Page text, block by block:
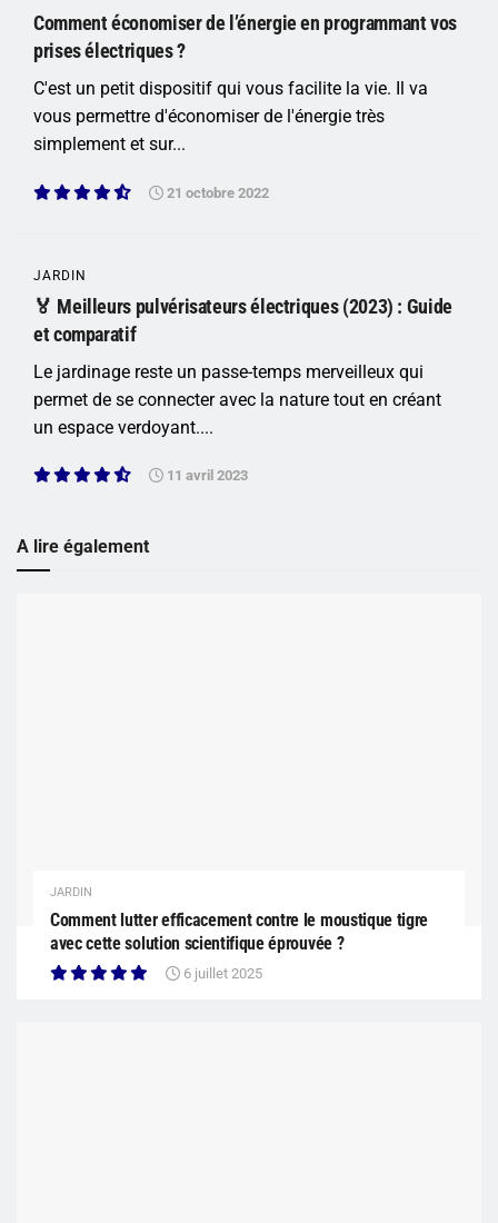
Comment économiser de l’énergie en programmant vos
prises électriques ?
C'est un petit dispositif qui vous facilite la vie. Il va
vous permettre d'économiser de l'énergie très
simplement et sur...
21 octobre 2022
JARDIN
🏅 Meilleurs pulvérisateurs électriques (2023) : Guide
et comparatif
Le jardinage reste un passe-temps merveilleux qui
permet de se connecter avec la nature tout en créant
un espace verdoyant....
11 avril 2023
A lire également
JARDIN
Comment lutter efficacement contre le moustique tigre
avec cette solution scientifique éprouvée ?
6 juillet 2025